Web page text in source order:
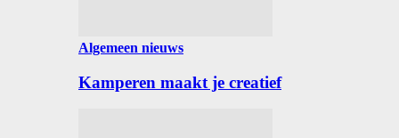
Algemeen nieuws
Kamperen maakt je creatief